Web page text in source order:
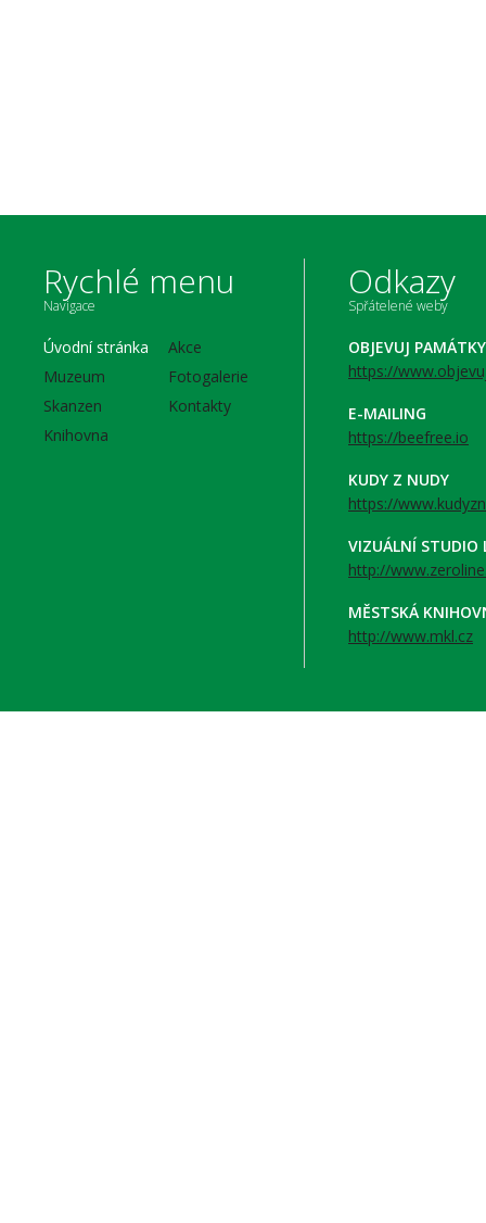
Rychlé menu
Navigace
Úvodní stránka
Muzeum
Skanzen
Knihovna
Akce
Fotogalerie
Kontakty
Odkazy
Spřátelené weby
OBJEVUJ PAMÁTKY
https://
E-MAILING
https://beefree.io
KUDY Z NUDY
https://
VIZUÁLNÍ STUDIO
http://
MĚSTSKÁ
http://www.mkl.cz